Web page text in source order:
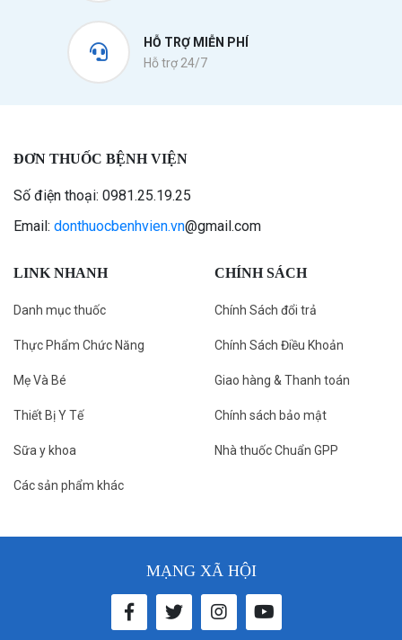
HỖ TRỢ MIỄN PHÍ
Hỗ trợ 24/7
ĐƠN THUỐC BỆNH VIỆN
Số điện thoại: 0981.25.19.25
Email: donthuocbenhvien.vn@gmail.com
LINK NHANH
Danh mục thuốc
Thực Phẩm Chức Năng
Mẹ Và Bé
Thiết Bị Y Tế
Sữa y khoa
Các sản phẩm khác
CHÍNH SÁCH
Chính Sách đổi trả
Chính Sách Điều Khoản
Giao hàng & Thanh toán
Chính sách bảo mật
Nhà thuốc Chuẩn GPP
MẠNG XÃ HỘI